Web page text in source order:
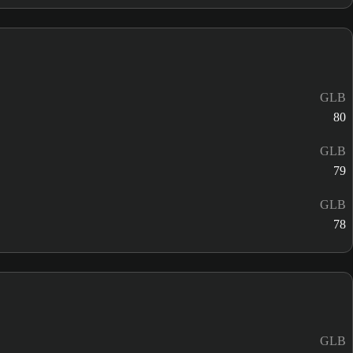
GLB
80
GLB
79
GLB
78
GLB